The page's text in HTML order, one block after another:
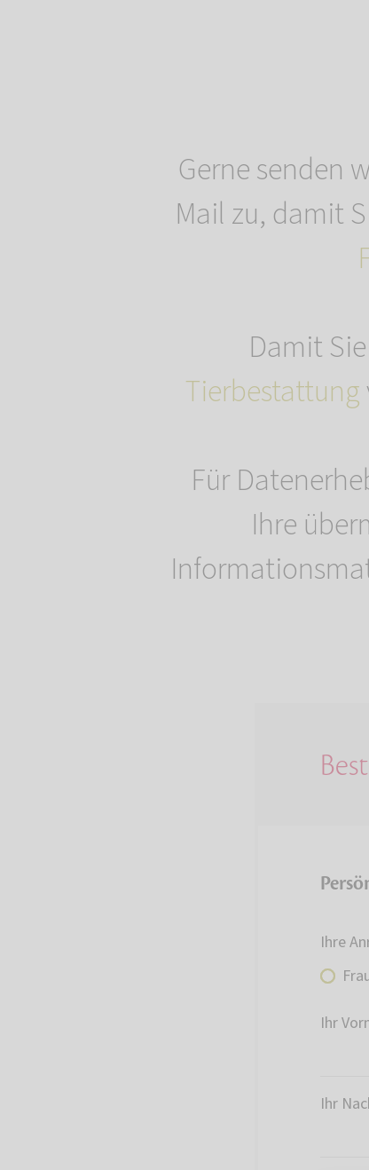
Gerne senden
Mail zu, damit
Damit
Tierbestattung
Für
Ihre
Ihre
Ihr
Ihr